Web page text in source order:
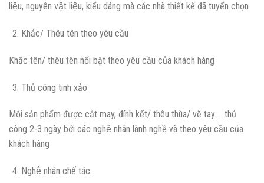
liệu, nguyên vật liệu, kiểu dáng mà các nhà thiết kế đã tuyển chọn
Khắc/ Thêu tên theo yêu cầu
Khắc tên/ thêu tên nổi bật theo yêu cầu của khách hàng
Thủ công tinh xảo
Mỗi sản phẩm được cắt may, đính kết/ thêu thùa/ vẽ tay… thủ
công 2-3 ngày bởi các nghệ nhân lành nghề và theo yêu cầu của
khách hàng
Nghệ nhân chế tác: